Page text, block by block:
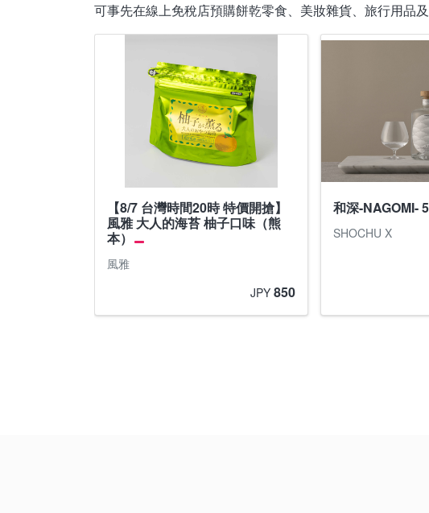
可事先在線上免稅店預購餅乾零食、美妝雜貨、旅行用品
【8/7 台灣時間20時 特價開搶】
風雅 大人的海苔 柚子口味（熊
本）
風雅
JPY 850
和深-NAGOMI-
SHOCHU X